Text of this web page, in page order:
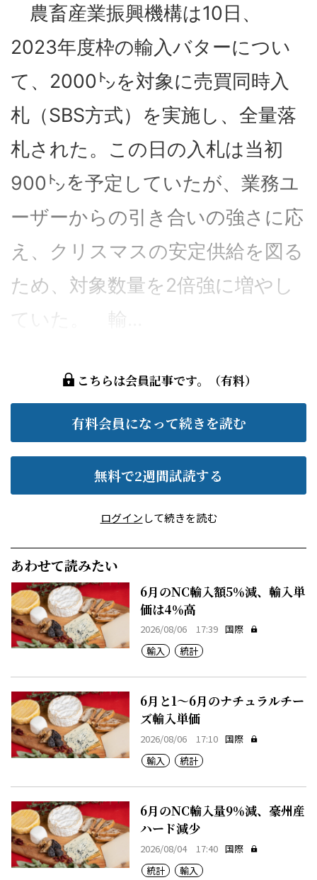
農畜産業振興機構は10日、
2023年度枠の輸入バターについ
て、2000㌧を対象に売買同時入
札（SBS方式）を実施し、全量落
札された。この日の入札は当初
900㌧を予定していたが、業務ユ
ーザーからの引き合いの強さに応
え、クリスマスの安定供給を図る
ため、対象数量を2倍強に増やし
ていた。 輸...
こちらは会員記事です。（有料）
有料会員になって続きを読む
無料で2週間試読する
ログインして続きを読む
あわせて読みたい
6月のNC輸入額5％減、輸入単
価は4％高
2026/08/06 17:39 国際
輸入
統計
6月と1～6月のナチュラルチー
ズ輸入単価
2026/08/06 17:10 国際
輸入
統計
6月のNC輸入量9％減、豪州産
ハード減少
2026/08/04 17:40 国際
統計
輸入